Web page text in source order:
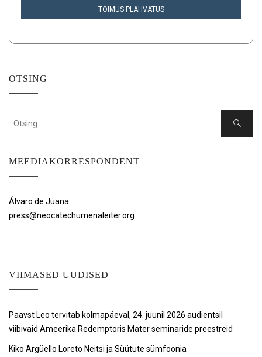
TOIMUS PLAHVATUS
OTSING
Search
Search
MEEDIAKORRESPONDENT
Álvaro de Juana
press@neocatechumenaleiter.org
VIIMASED UUDISED
Paavst Leo tervitab kolmapäeval, 24. juunil 2026 audientsil
viibivaid Ameerika Redemptoris Mater seminaride preestreid
Kiko Argüello Loreto Neitsi ja Süütute sümfoonia